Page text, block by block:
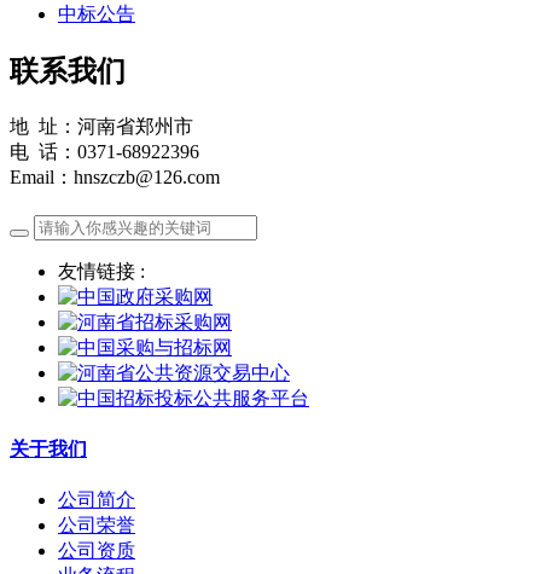
中标公告
联系我们
地 址：河南省郑州市
电 话：0371-68922396
Email：hnszczb@126.com
友情链接 :
关于我们
公司简介
公司荣誉
公司资质